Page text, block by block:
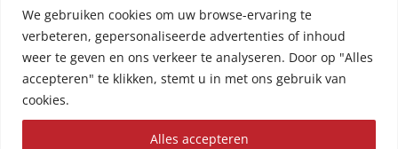
We gebruiken cookies om uw browse-ervaring te
verbeteren, gepersonaliseerde advertenties of inhoud
weer te geven en ons verkeer te analyseren. Door op "Alles
accepteren" te klikken, stemt u in met ons gebruik van
cookies.
Alles accepteren
Shampoo
Haarverf
Permanente haarverf
Semi-permanente haarverf
Haarverf zonder ammonia